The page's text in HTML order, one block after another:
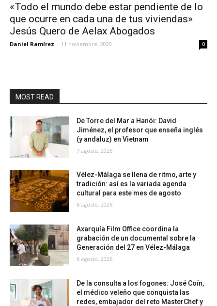
«Todo el mundo debe estar pendiente de lo
que ocurre en cada una de tus viviendas»
Jesús Quero de Aelax Abogados
Daniel Ramírez - 11 noviembre, 2020 0
MOST READ
De Torre del Mar a Hanói: David
Jiménez, el profesor que enseña inglés
(y andaluz) en Vietnam
7 agosto, 2026
Vélez-Málaga se llena de ritmo, arte y
tradición: así es la variada agenda
cultural para este mes de agosto
6 agosto, 2026
Axarquía Film Office coordina la
grabación de un documental sobre la
Generación del 27 en Vélez-Málaga
6 agosto, 2026
De la consulta a los fogones: José Coín,
el médico veleño que conquista las
redes, embajador del reto MasterChef y